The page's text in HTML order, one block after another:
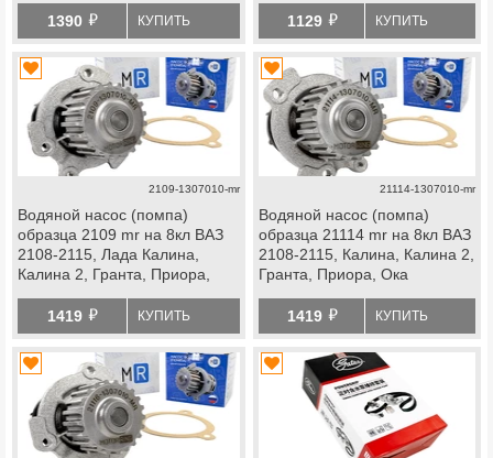
2114 Супер Авто, datsun
1390 й КУПИТЬ 1129 й КУПИТЬ
2109-1307010-mr
Водяной насос (помпа)
образца 2109 mr на 8кл ВАЗ
2108-2115, Лада Калина,
Калина 2, Гранта, Приора,
1419 й КУПИТЬ
21114-1307010-mr
Водяной насос (помпа)
образца 21114 mr на 8кл ВАЗ
2108-2115, Калина, Калина 2,
Гранта, Приора, Ока
1419 й КУПИТЬ